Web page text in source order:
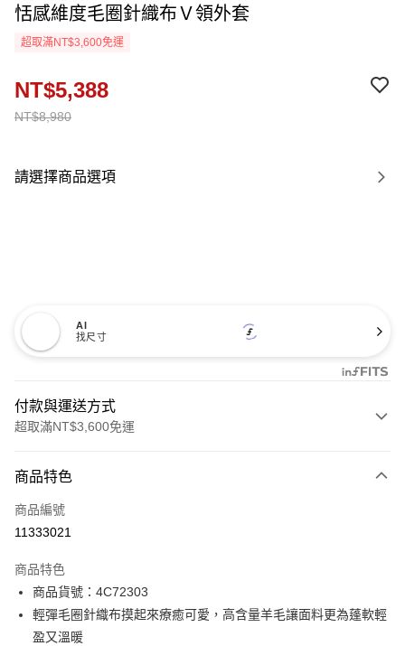
恬感維度毛圈針織布Ｖ領外套
超取滿NT$3,600免運
NT$8,980
NT$5,388
請選擇商品選項
AI
找尺寸
付款與運送方式
超取滿NT$3,600免運
信用卡一次付款
信用卡分期付款
合作金庫商業銀行
華南商業銀行
上海商業儲蓄銀行
台北富邦商業銀行
國泰世華商業銀行
LINE Pay
Apple Pay
商品特色
商品編號
11333021
商品特色
商品貨號：4C72303
輕彈毛圈針織布摸起來療癒可愛，高含量羊毛讓面料更為蓬軟輕
盈又溫暖